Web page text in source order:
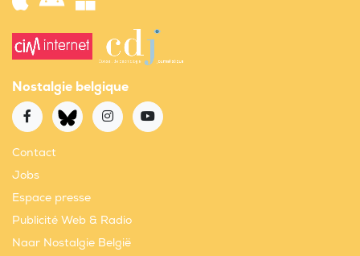
Nostalgie belgique
Contact
Jobs
Espace presse
Publicité Web & Radio
Naar Nostalgie België